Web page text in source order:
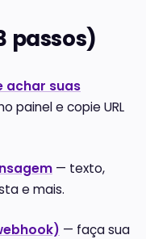
passos)
achar suas
painel e copie URL
— texto,
e mais.
— faça sua